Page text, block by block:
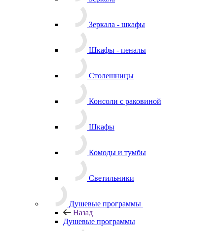
Зеркала - шкафы
Шкафы - пеналы
Столешницы
Консоли с раковиной
Шкафы
Комоды и тумбы
Светильники
Душевые программы
Назад
Душевые программы